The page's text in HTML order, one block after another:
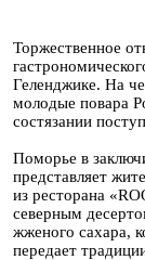
Торжественное
Геленджике. На
молодые повара
состязании
Поморье в
представляет
из ресторана
северным
жженого сахара,
передает